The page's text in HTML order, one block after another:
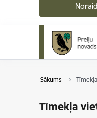
Sākums
Tīmekļa